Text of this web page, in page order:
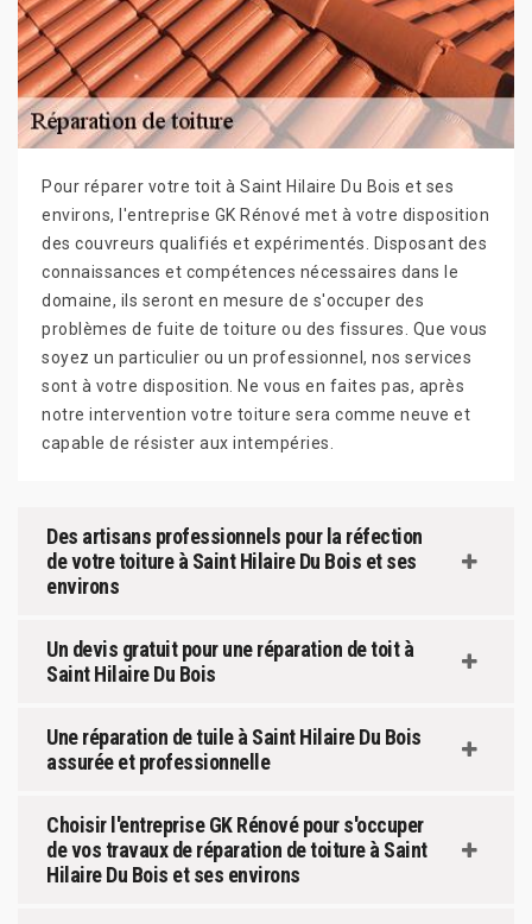
Pour réparer votre toit à Saint Hilaire Du Bois et ses
environs, l'entreprise GK Rénové met à votre disposition
des couvreurs qualifiés et expérimentés. Disposant des
connaissances et compétences nécessaires dans le
domaine, ils seront en mesure de s'occuper des
problèmes de fuite de toiture ou des fissures. Que vous
soyez un particulier ou un professionnel, nos services
sont à votre disposition. Ne vous en faites pas, après
notre intervention votre toiture sera comme neuve et
capable de résister aux intempéries.
Des artisans professionnels pour la réfection
de votre toiture à Saint Hilaire Du Bois et ses
environs
Un devis gratuit pour une réparation de toit à
Saint Hilaire Du Bois
Une réparation de tuile à Saint Hilaire Du Bois
assurée et professionnelle
Choisir l'entreprise GK Rénové pour s'occuper
de vos travaux de réparation de toiture à Saint
Hilaire Du Bois et ses environs